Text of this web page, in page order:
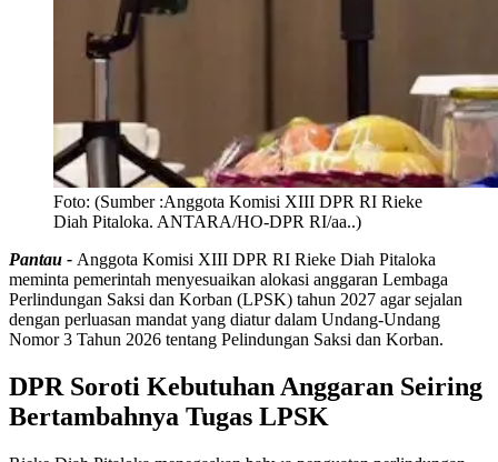
Foto: (Sumber :Anggota Komisi XIII DPR RI Rieke
Diah Pitaloka. ANTARA/HO-DPR RI/aa..)
Pantau - Anggota Komisi XIII DPR RI Rieke Diah Pitaloka
meminta pemerintah menyesuaikan alokasi anggaran Lembaga
Perlindungan Saksi dan Korban (LPSK) tahun 2027 agar sejalan
dengan perluasan mandat yang diatur dalam Undang-Undang
Nomor 3 Tahun 2026 tentang Pelindungan Saksi dan Korban.
DPR Soroti Kebutuhan Anggaran Seiring
Bertambahnya Tugas LPSK